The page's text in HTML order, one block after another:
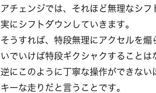
アチェンジでは、それほど無理なシ
実にシフトダウンしていきます。
そうすれば、特段無理にアクセルを
いでいけば特段ギクシャクすることは
逆にこのように丁寧な操作ができな
キーな走りだと言うことです。